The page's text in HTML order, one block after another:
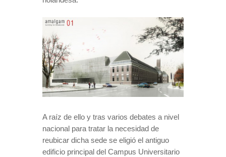
A raíz de ello y tras varios debates a nivel
nacional para tratar la necesidad de
reubicar dicha sede se eligió el antiguo
edificio principal del Campus Universitario